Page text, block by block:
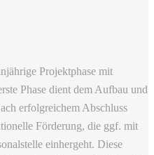
Projektphase mit
Phase dient dem Aufbau und
erfolgreichem Abschluss
Förderung, die ggf. mit
einhergeht. Diese